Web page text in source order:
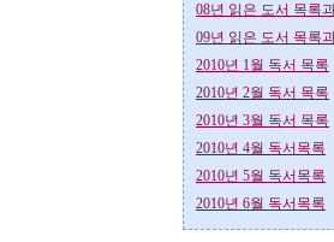
08년 읽은 도서 목록
09년 읽은 도서 목록
2010년 1월 독서 목록
2010년 2월 독서 목록
2010년 3월 독서 목록
2010년 4월 독서목록
2010년 5월 독서목록
2010년 6월 독서목록